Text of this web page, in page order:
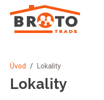
Úvod / Lokality
Lokality